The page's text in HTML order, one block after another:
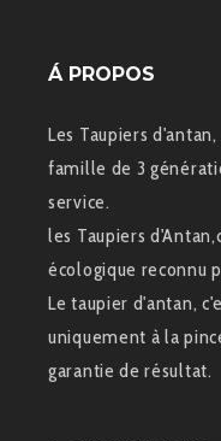
Á PROPOS
Les Taupiers
famille de 3
service.
les Taupiers
écologique reconnu
Le taupier d'antan,
uniquement à la
garantie de résultat.